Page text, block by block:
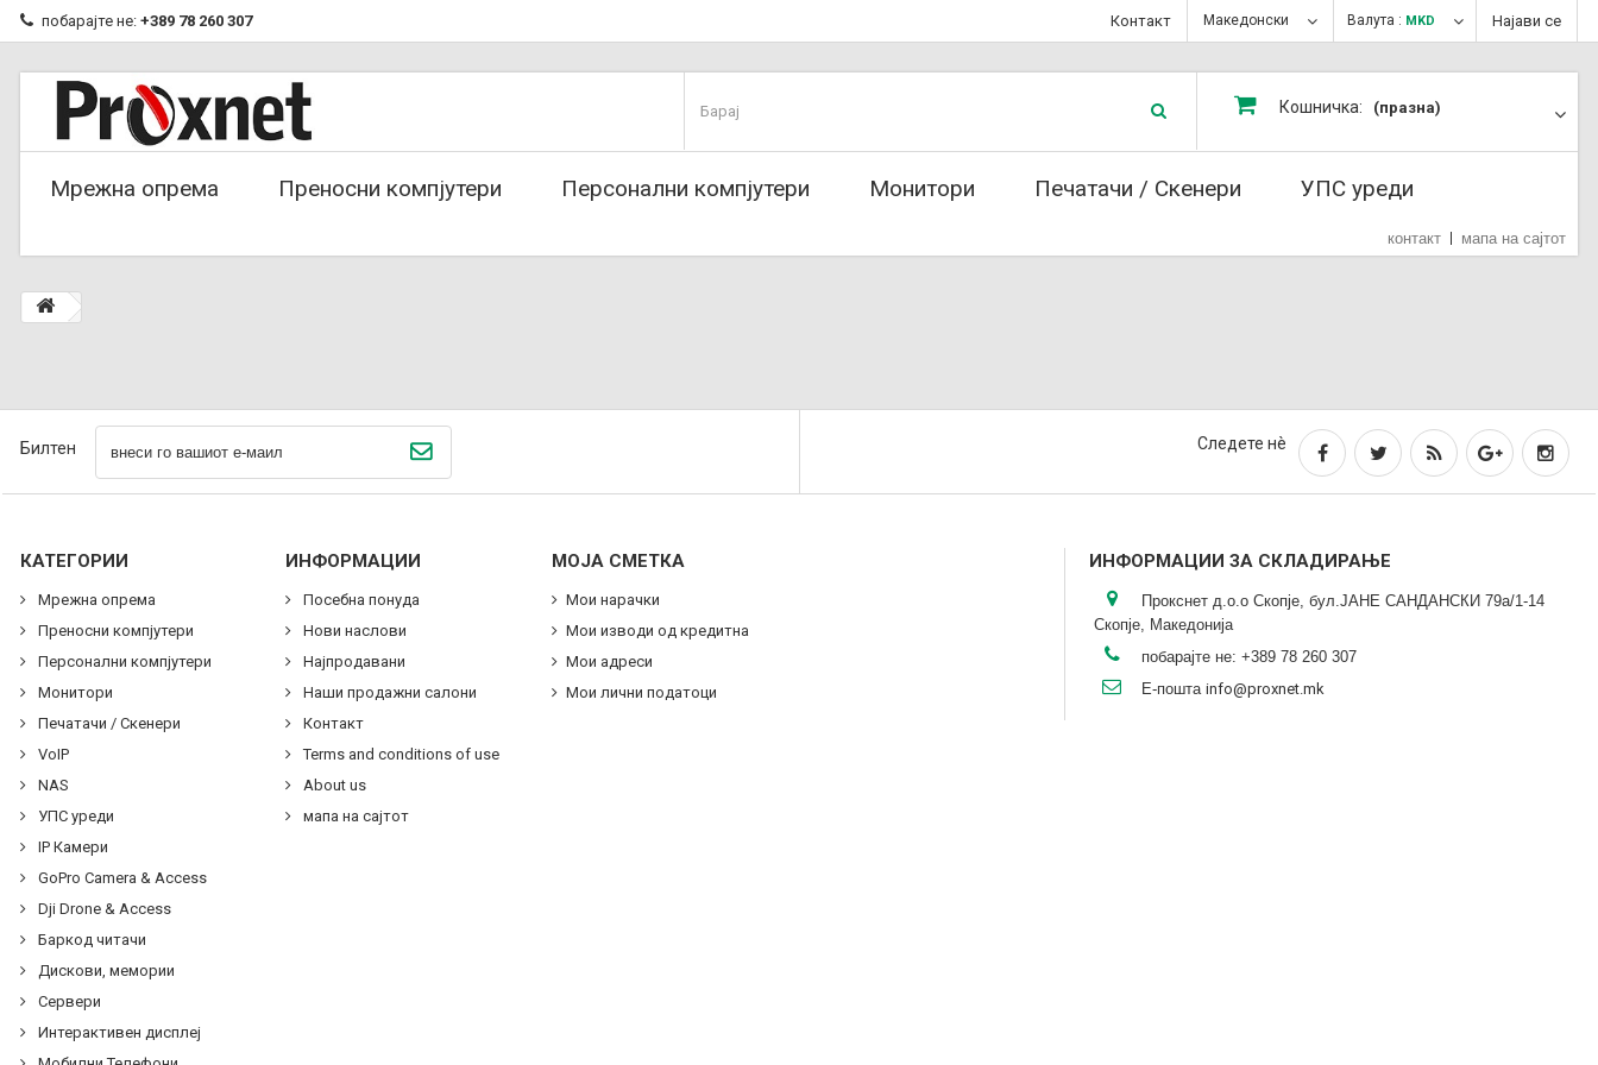
Најави се
Валута : MKD
Македонски
Контакт
побарајте не: +389 78 260 307
Кошничка: (празна)
Мрежна опрема Преносни компјутери Персонални компјутери Монитори Печатачи / Скенери УПС уреди
контакт мапа на сајтот
Билтен Следете нè
КАТЕГОРИИ
Мрежна опрема
Преносни компјутери
Персонални компјутери
Монитори
Печатачи / Скенери
VoIP
NAS
УПС уреди
IP Камери
GoPro Camera & Access
Dji Drone & Access
Баркод читачи
Дискови, мемории
Сервери
Интерактивен дисплеј
ИНФОРМАЦИИ
Посебна понуда
Нови наслови
Најпродавани
Наши продажни салони
Контакт
Terms and conditions of use
About us
мапа на сајтот
МОЈА СМЕТКА
Мои нарачки
Мои изводи од кредитна
Мои адреси
Мои лични податоци
ИНФОРМАЦИИ ЗА СКЛАДИРАЊЕ
Прокснет д.о.о Скопје, бул.ЈАНЕ САНДАНСКИ 79а/1-14
Скопје, Македонија
побарајте не:+389 78 260 307
Е-поштаinfo@proxnet.mk